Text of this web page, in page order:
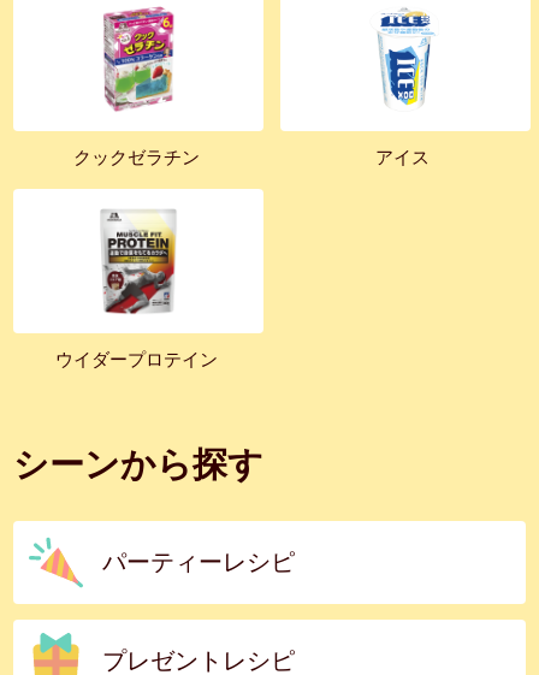
クックゼラチン アイス
ウイダープロテイン
シーンから探す
パーティーレシピ
プレゼントレシピ